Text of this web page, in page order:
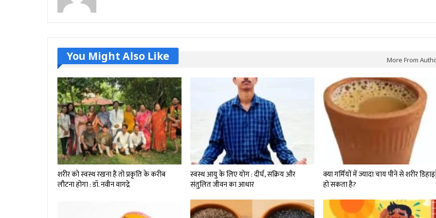
You Might Also Like More From
शरीर को स्वस्थ रखना है तो प्रकृति के करीब
लौटना होगा : डॉ. नवीन वागद्रे
स्वस्थ आयु के लिए योग : दीर्घ, सक्रिय और
संतुलित जीवन का आधार
क्या गर्मियों में ज्यादा चाय पीने से शरीर
हो सकता है?